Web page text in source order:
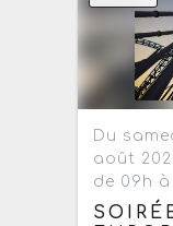
Du
août
de 09h à